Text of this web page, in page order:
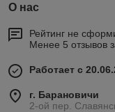
О нас
Рейтинг не
Менее 5 отзывов
Работает с
г. Барановичи
2-ой пер.